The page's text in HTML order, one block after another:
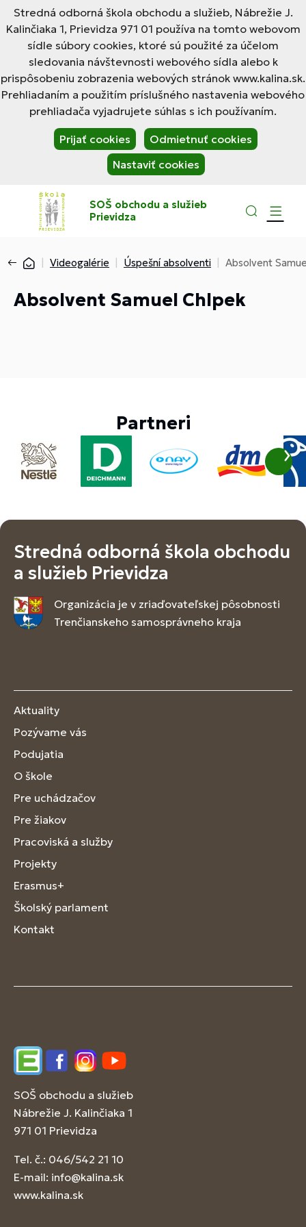
Stredná odborná škola obchodu a služieb, Nábrežie J.
Kalinčiaka 1, Prievidza 971 01 používa na tomto webovom
sídle súbory cookies, ktoré sú použité za účelom
sledovania návštevnosti webového sídla alebo k
prispôsobeniu zobrazenia webových stránok www.kalina.sk.
Prehliadaním a použitím príslušného nastavenia webového
prehliadača vyjadrujete súhlas s ich používaním.
Prijať cookies
Odmietnuť cookies
Nastaviť cookies
SOŠ obchodu a služieb
Prievidza
Videogalérie Úspešní absolventi Absolvent
Absolvent Samuel Chlpek
Partneri
Stredná odborná škola obchodu
a služieb Prievidza
Organizácia je v zriaďovateľskej pôsobnosti
Trenčianskeho samosprávneho kraja
Aktuality
Pozývame vás
Podujatia
O škole
Pre uchádzačov
Pre žiakov
Pracoviská a služby
Projekty
Erasmus+
Školský parlament
Kontakt
EdupageFacebookInstagram
YouTube
SOŠ obchodu a služieb
Nábrežie J. Kalinčiaka 1
971 01 Prievidza
Tel. č.: 046/542 21 10
E-mail: info@kalina.sk
www.kalina.sk